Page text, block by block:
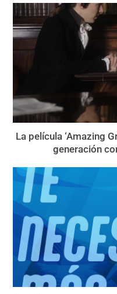
La película ‘Amazing
generación